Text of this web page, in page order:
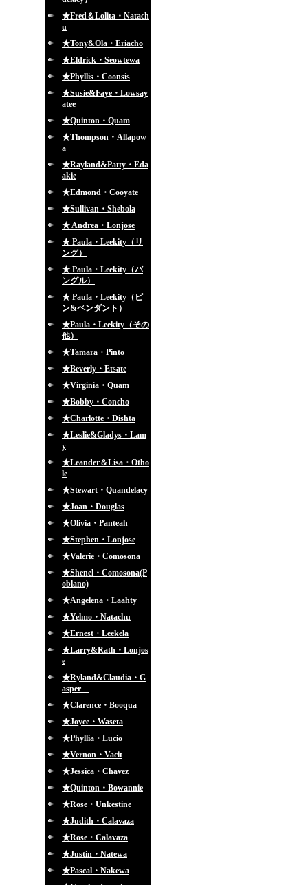
★Fred＆Lolita・Natach
u
★Tony&Ola・Eriacho
★Eldrick・Seowtewa
★Phyllis・Coonsis
★Susie&Faye・Lowsay
atee
★Quinton・Quam
★Thompson・Allapow
a
★Rayland&Patty・Eda
akie
★Edmond・Cooyate
★Sullivan・Shebola
★ Andrea・Lonjose
★ Paula・Leekity（リ
ング）
★ Paula・Leekity（バ
ングル）
★ Paula・Leekity（ピ
ン&ペンダント）
★Paula・Leekity（その
他）
★Tamara・Pinto
★Beverly・Etsate
★Virginia・Quam
★Bobby・Concho
★Charlotte・Dishta
★Leslie&Gladys・Lam
y
★Leander＆Lisa・Otho
le
★Stewart・Quandelacy
★Joan・Douglas
★Olivia・Panteah
★Stephen・Lonjose
★Valerie・Comosona
★Shenel・Comosona(P
oblano)
★Angelena・Laahty
★Yelmo・Natachu
★Ernest・Leekela
★Larry&Rath・Lonjos
e
★Ryland&Claudia・G
asper
★Clarence・Booqua
★Joyce・Waseta
★Phyllia・Lucio
★Vernon・Vacit
★Jessica・Chavez
★Quinton・Bowannie
★Rose・Unkestine
★Judith・Calavaza
★Rose・Calavaza
★Justin・Natewa
★Pascal・Nakewa